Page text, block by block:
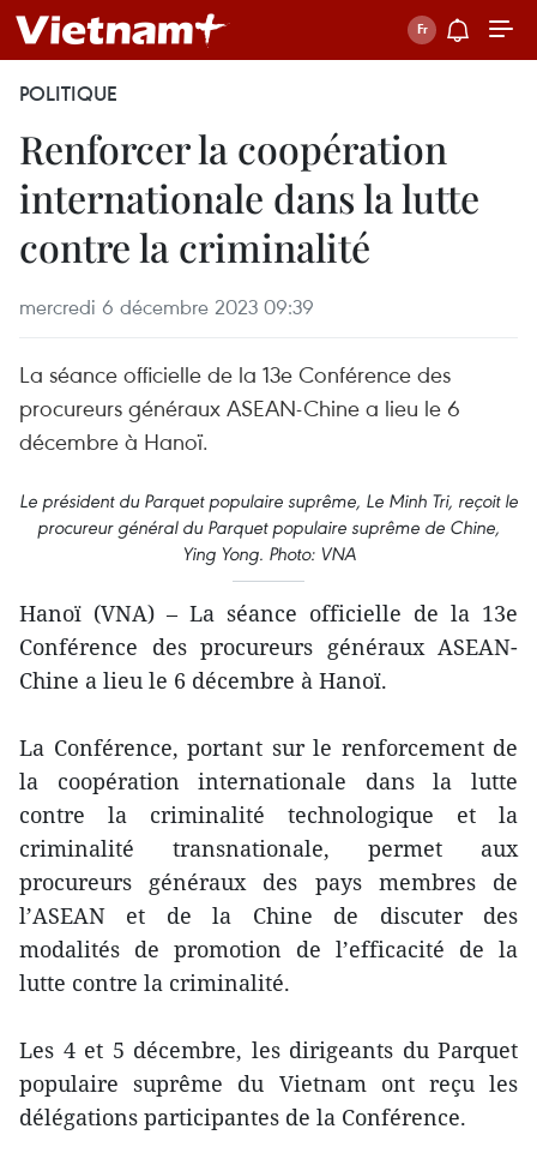
POLITIQUE
Renforcer la coopération
internationale dans la lutte
contre la criminalité
mercredi 6 décembre 2023 09:39
La séance officielle de la 13e Conférence des
procureurs généraux ASEAN-Chine a lieu le 6
décembre à Hanoï.
Le président du Parquet populaire suprême, Le Minh Tri, reçoit le
procureur général du Parquet populaire suprême de Chine,
Ying Yong. Photo: VNA
Hanoï (VNA) – La séance officielle de la 13e
Conférence des procureurs généraux ASEAN-
Chine a lieu le 6 décembre à Hanoï.
La Conférence, portant sur le renforcement de
la coopération internationale dans la lutte
contre la criminalité technologique et la
criminalité transnationale, permet aux
procureurs généraux des pays membres de
l’ASEAN et de la Chine de discuter des
modalités de promotion de l’efficacité de la
lutte contre la criminalité.
Les 4 et 5 décembre, les dirigeants du Parquet
populaire suprême du Vietnam ont reçu les
délégations participantes de la Conférence.